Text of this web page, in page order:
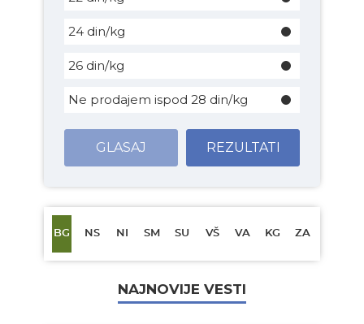
24 din/kg
26 din/kg
Ne prodajem ispod 28 din/kg
GLASAJ REZULTATI
BG NS NI SM SU VŠ VA KG ZA
NAJNOVIJE VESTI